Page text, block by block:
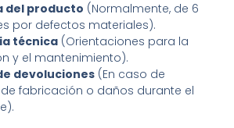
del producto (Normalmente, de 6
por defectos materiales).
técnica(Orientaciones para la
y el mantenimiento).
devoluciones(En caso de
fabricación o daños durante el